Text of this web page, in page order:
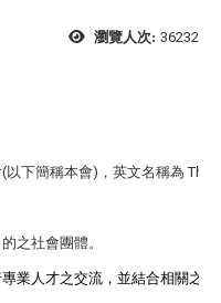
瀏覽人次: 36232
以下簡稱本會)，英文名稱為
之社會團體。
業人才之交流，並結合相關之